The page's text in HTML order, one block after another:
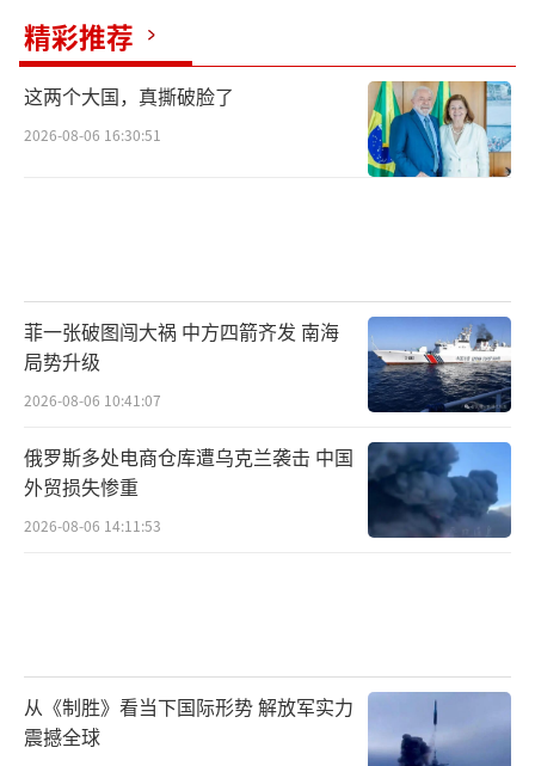
精彩推荐
这两个大国，真撕破脸了
2026-08-06 16:30:51
菲一张破图闯大祸 中方四箭齐发 南海
局势升级
2026-08-06 10:41:07
俄罗斯多处电商仓库遭乌克兰袭击 中国
外贸损失惨重
2026-08-06 14:11:53
从《制胜》看当下国际形势 解放军实力
震撼全球